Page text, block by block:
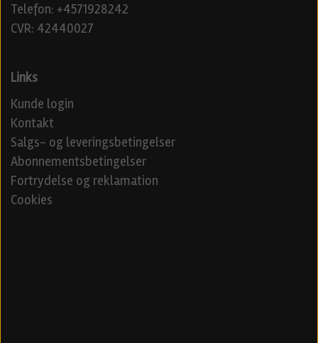
Telefon: +4571928242
CVR: 42440027
Links
Kunde login
Kontakt
Salgs- og leveringsbetingelser
Abonnementsbetingelser
Fortrydelse og reklamation
Cookies